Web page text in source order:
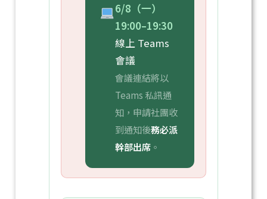
6/8（一）
19:00–19:30
線上 Teams
會議
會議連結將以
Teams 私訊通
知，申請社團收
到通知後務必派
幹部出席。